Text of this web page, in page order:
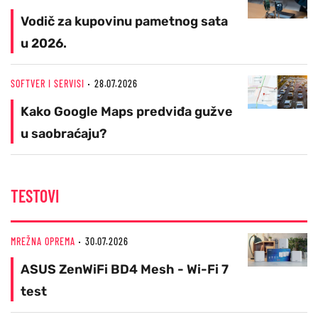
Vodič za kupovinu pametnog sata
u 2026.
SOFTVER I SERVISI 28.07.2026
Kako Google Maps predviđa gužve
u saobraćaju?
TESTOVI
MREŽNA OPREMA 30.07.2026
ASUS ZenWiFi BD4 Mesh - Wi-Fi 7
test